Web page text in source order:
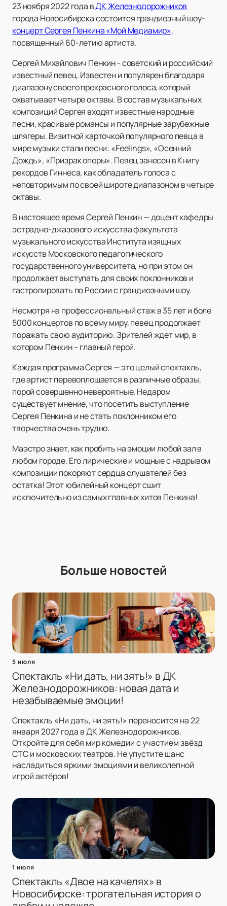
23 ноября 2022 года вДК Железнодорожников
города Новосибирска состоится грандиозный шоу-
концерт Сергея Пенкина «Мой Медиамир»,
посвященный 60-летию артиста.
Сергей Михайлович Пенкин - советский и российский
известный певец. Известен и популярен благодаря
диапазону своего прекрасного голоса, который
охватывает четыре октавы. В состав музыкальных
композиций Сергея входят известные народные
песни, красивые романсы и популярные зарубежные
шлягеры. Визитной карточкой популярного певца в
мире музыки стали песни: «Feelings», «Осенний
Дождь», «Призрак оперы». Певец занесен в Книгу
рекордов Гиннеса, как обладатель голоса с
неповторимым по своей широте диапазоном в четыре
октавы.
В настоящее время Сергей Пенкин — доцент кафедры
эстрадно-джазового искусства факультета
музыкального искусства Института изящных
искусств Московского педагогического
государственного университета, но при этом он
продолжает выступать для своих поклонников и
гастролировать по России с грандиозными шоу.
Несмотря на профессиональный стаж в 35 лет и боле
5000 концертов по всему миру, певец продолжает
поражать свою аудиторию. Зрителей ждет мир, в
котором Пенкин – главный герой.
Каждая программа Сергея — это целый спектакль,
где артист перевоплощается в различные образы,
порой совершенно невероятные. Недаром
существует мнение, что посетить выступление
Сергея Пенкина и не стать поклонником его
творчества очень трудно.
Маэстро знает, как пробить на эмоции любой зал в
любом городе. Его лирические и мощные с надрывом
композиции покоряют сердца слушателей без
остатка! Этот юбилейный концерт сшит
исключительно из самых главных хитов Пенкина!
Больше новостей
5 июля
Спектакль «Ни дать, ни зять!» в ДК
Железнодорожников: новая дата и
незабываемые эмоции!
Спектакль «Ни дать, ни зять!» переносится на 22
января 2027 года в ДК Железнодорожников.
Откройте для себя мир комедии с участием звёзд
СТС и московских театров. Не упустите шанс
насладиться яркими эмоциями и великолепной
игрой актёров!
1 июля
Спектакль «Двое на качелях» в
Новосибирске: трогательная история о